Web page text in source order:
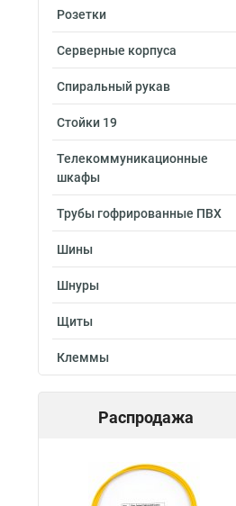
Розетки
Серверные корпуса
Спиральный рукав
Стойки 19
Телекоммуникационные
шкафы
Трубы гофрированные ПВХ
Шины
Шнуры
Щиты
Клеммы
Распродажа